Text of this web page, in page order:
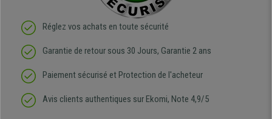
Réglez vos achats en toute sécurité
Garantie de retour sous 30 Jours, Garantie 2 ans
Paiement sécurisé et Protection de l'acheteur
Avis clients authentiques sur Ekomi, Note 4,9/5